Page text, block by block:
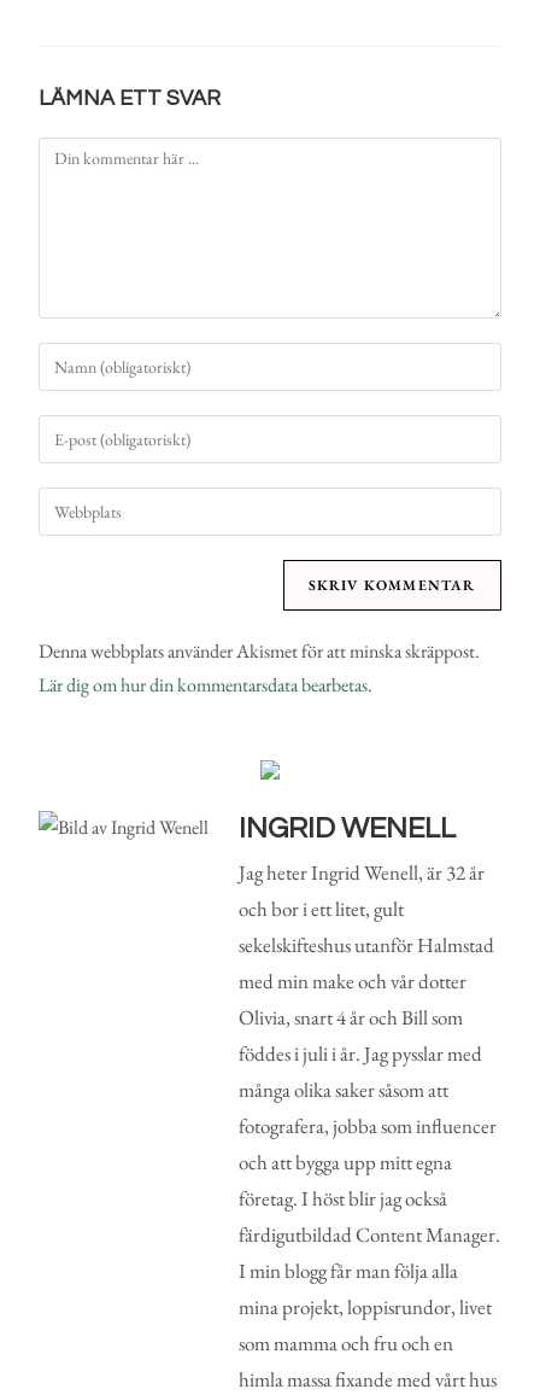
LÄMNA ETT SVAR
Denna webbplats använder Akismet för att minska skräppost.
Lär dig om hur din kommentarsdata bearbetas.
INGRID WENELL
Jag heter Ingrid Wenell, är 32 år
och bor i ett litet, gult
sekelskifteshus utanför Halmstad
med min make och vår dotter
Olivia, snart 4 år och Bill som
föddes i juli i år. Jag pysslar med
många olika saker såsom att
fotografera, jobba som influencer
och att bygga upp mitt egna
företag. I höst blir jag också
färdigutbildad Content Manager.
I min blogg får man följa alla
mina projekt, loppisrundor, livet
som mamma och fru och en
himla massa fixande med vårt hus